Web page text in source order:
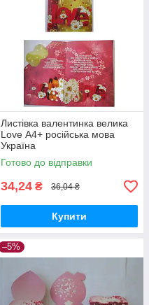
Листівка валентинка велика
Love А4+ російська мова
Україна
Готово до відправки
34,24 ₴ 36,04 ₴
Купити
–5%